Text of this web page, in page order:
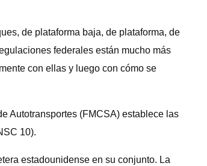
de plataforma baja, de plataforma, de
federales están mucho más
con ellas y luego con cómo se
Autotransportes (FMCSA) establece las
10).
estadounidense en su conjunto. La